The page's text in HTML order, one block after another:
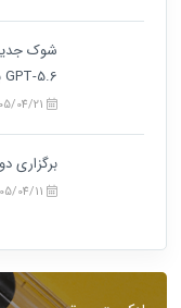
GPT-5.6 با سه مدل اختصاصی
برگزاری